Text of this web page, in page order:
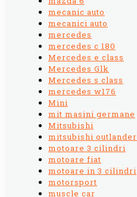
mecanic auto
mecanici auto
mercedes
mercedes c 180
Mercedes e class
Mercedes Glk
Mercedes s class
mercedes w176
Mini
mit masini germane
Mitsubishi
mitsubishi outlander
motoare 3 cilindri
motoare fiat
motoare in 3 cilindri
motorsport
muscle car